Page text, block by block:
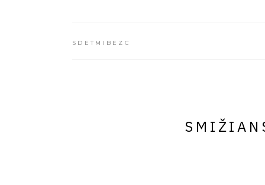
SDETMIBEZC